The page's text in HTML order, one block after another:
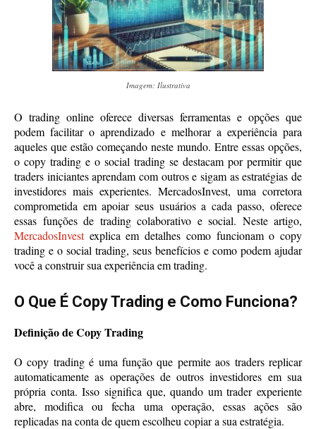
Imagem: Ilustrativa
O trading online oferece diversas ferramentas e opções que
podem facilitar o aprendizado e melhorar a experiência para
aqueles que estão começando neste mundo. Entre essas opções,
o copy trading e o social trading se destacam por permitir que
traders iniciantes aprendam com outros e sigam as estratégias de
investidores mais experientes. MercadosInvest, uma corretora
comprometida em apoiar seus usuários a cada passo, oferece
essas funções de trading colaborativo e social. Neste artigo,
MercadosInvestexplica em detalhes como funcionam o copy
trading e o social trading, seus benefícios e como podem ajudar
você a construir sua experiência em trading.
O Que É Copy Trading e Como Funciona?
Definição de Copy Trading
O copy trading é uma função que permite aos traders replicar
automaticamente as operações de outros investidores em sua
própria conta. Isso significa que, quando um trader experiente
abre, modifica ou fecha uma operação, essas ações são
replicadas na conta de quem escolheu copiar a sua estratégia.